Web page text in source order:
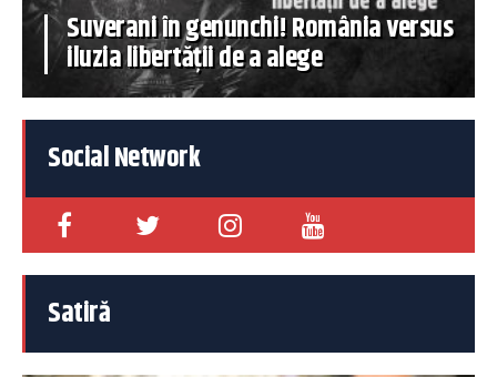
Suverani în genunchi! România versus
iluzia libertății de a alege
Social Network
Satiră